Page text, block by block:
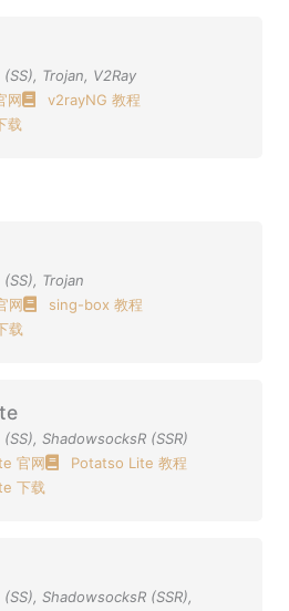
, Trojan, V2Ray
网
v2rayNG 教程
载
, Trojan
网
sing-box 教程
载
, ShadowsocksR (SSR)
官网
Potatso Lite 教程
下载
, ShadowsocksR (SSR),